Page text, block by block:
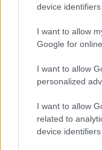
device identifiers
I want to allow
Google for
I want to allow
personalized
I want to allow
related to
device identifiers